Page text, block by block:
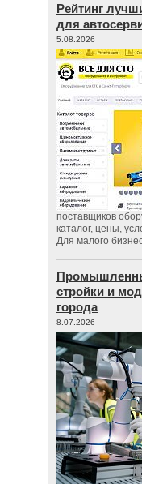
Рейтинг
для
5.08.2026
поставщиков
каталог, цены,
Для малого
стройки и
города
8.07.2026